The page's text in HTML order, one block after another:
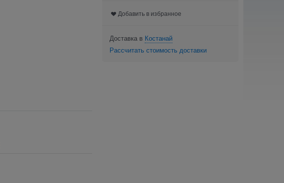
Добавить в избранное
Доставка в Костанай
Рассчитать стоимость доставки